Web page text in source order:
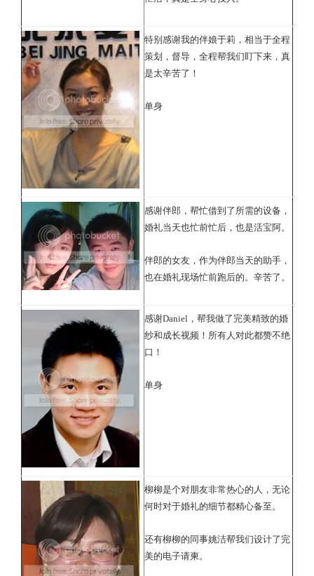
特别感谢我的伴娘于莉，相当于全程
策划，督导，全程帮我们盯下来，真
是太辛苦了！
单身
感谢伴郎，帮忙借到了所需的设备，
婚礼当天也忙前忙后，也是活宝阿。
伴郎的女友，作为伴郎当天的助手，
也在婚礼现场忙前跑后的。辛苦了。
感谢Daniel，帮我做了完美精致的婚
纱和成长视频！所有人对此都赞不绝
口！
单身
柳柳是个对朋友非常热心的人，无论
何时对于婚礼的细节都精心备至。
还有柳柳的同事姚洁帮我们设计了完
美的电子请柬。